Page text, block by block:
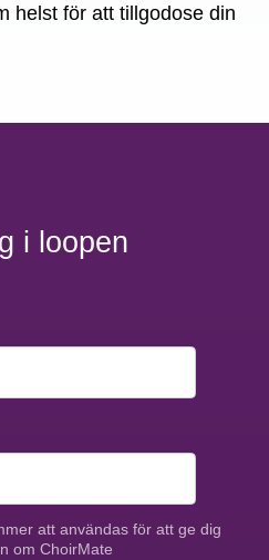
helst för att tillgodose din
i loopen
att användas för att ge dig
om ChoirMate